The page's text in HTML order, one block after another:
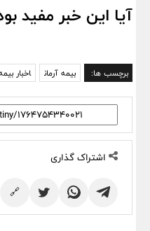
آیا این خبر مفید
برچسب ها: بیمه آرمان اخبار
اشتراک گذاری
🔗